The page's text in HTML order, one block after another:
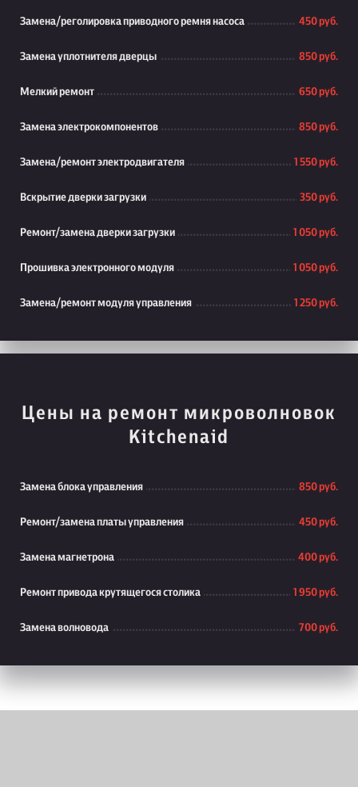
Замена/реголировка приводного ремня насоса 450 руб.
Замена уплотнителя дверцы 850 руб.
Мелкий ремонт 650 руб.
Замена электрокомпонентов 850 руб.
Замена/ремонт электродвигателя 1 550 руб.
Вскрытие дверки загрузки 350 руб.
Ремонт/замена дверки загрузки 1 050 руб.
Прошивка электронного модуля 1 050 руб.
Замена/ремонт модуля управления 1 250 руб.
Цены на ремонт микроволновок
Kitchenaid
Замена блока управления 850 руб.
Ремонт/замена платы управления 450 руб.
Замена магнетрона 400 руб.
Ремонт привода крутящегося столика 1 950 руб.
Замена волновода 700 руб.